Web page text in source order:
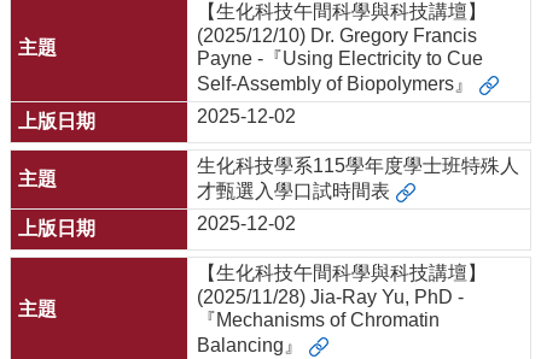
【生化科技午間科學與科技講壇】
(2025/12/10) Dr. Gregory Francis
Payne -『Using Electricity to Cue
Self-Assembly of Biopolymers』
2025-12-02
生化科技學系115學年度學士班特殊人
才甄選入學口試時間表
2025-12-02
【生化科技午間科學與科技講壇】
(2025/11/28) Jia-Ray Yu, PhD -
『Mechanisms of Chromatin
Balancing』